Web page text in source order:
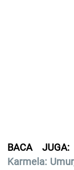
BACA JUGA:
Karmela: